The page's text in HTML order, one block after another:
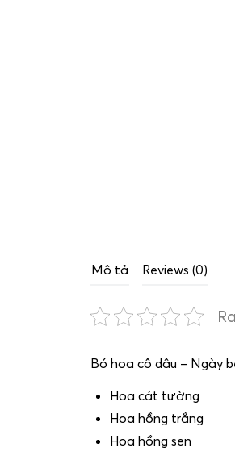
Mô tả Reviews (0)
Bó hoa cô dâu – Ngày
Hoa cát tường
Hoa hồng trắng
Hoa hồng sen